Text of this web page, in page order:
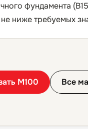
фундамента
ниже требуемых
М100 Все